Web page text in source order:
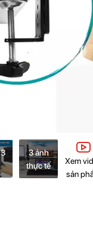
3 ảnh
thực tế
Xem
sản